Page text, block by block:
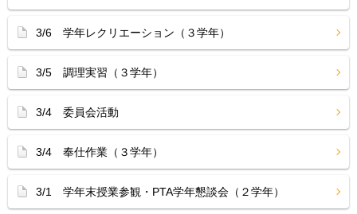
3/6 学年レクリエーション（３学年）
3/5 調理実習（３学年）
3/4 委員会活動
3/4 奉仕作業（３学年）
3/1 学年末授業参観・PTA学年懇談会（２学年）